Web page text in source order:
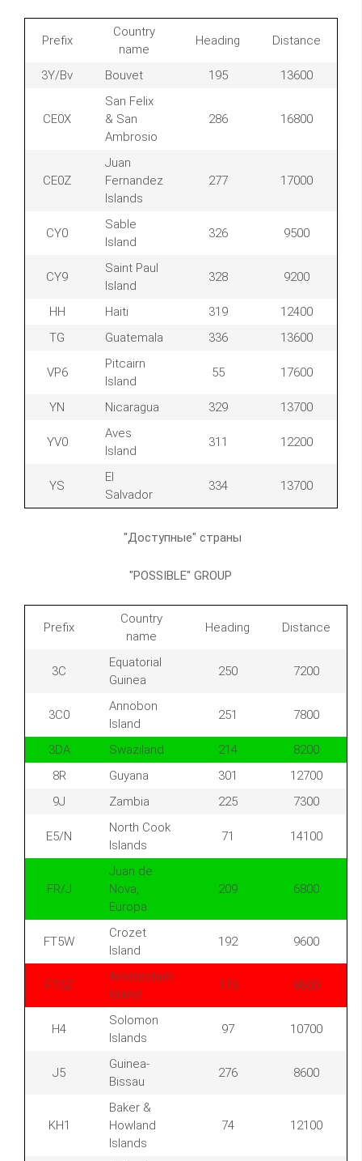
Prefix
Country
name
Heading Distance
3Y/Bv Bouvet 195 13600
CE0X
San Felix
& San
Ambrosio
286 16800
CE0Z
Juan
Fernandez
Islands
277 17000
CY0
Sable
Island
326 9500
CY9
Saint Paul
Island
328 9200
HH Haiti 319
12400
TG
Guatemala 336 13600
VP6
Pitcairn
Island
55 17600
YN Nicaragua 329 13700
YV0
Aves
Island
311 12200
YS
El
Salvador
334 13700
"Доступные" страны
"POSSIBLE" GROUP
Prefix
Country
name
Heading Distance
3C
Equatorial
Guinea
250 7200
3C0
Annobon
Island
251 7800
3DA Swaziland 214
8200
8R
Guyana 301
12700
9J
Zambia 225 7300
E5/N
North Cook
Islands
71 14100
FR/J
Juan de
Nova,
Europa
209 6800
FT5W
Crozet
Island
192 9600
FT5Z
Amsterdam
Island
173 8600
H4
Solomon
Islands
97 10700
J5
Guinea-
Bissau
276 8600
KH1
Baker &
Howland
Islands
74 12100